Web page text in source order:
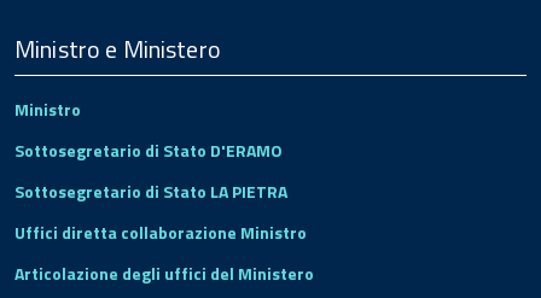
Footer
Ministro e Ministero
Ministro
Sottosegretario di Stato D'ERAMO
Sottosegretario di Stato LA PIETRA
Uffici diretta collaborazione Ministro
Articolazione degli uffici del Ministero